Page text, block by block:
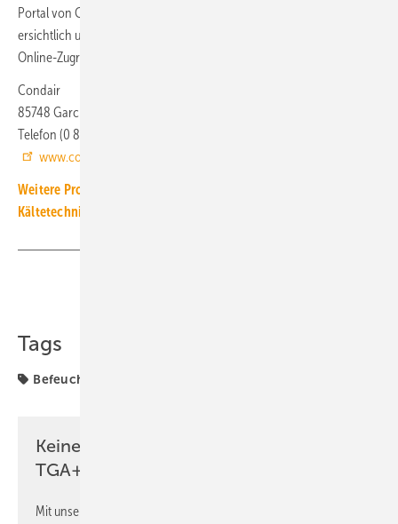
Portal von Condair verbunden. Alle Systemstörungen sind dort
ersichtlich und können, je nach Fehlerbild, gegebenenfalls über den
Online-Zugriff korrigiert werden.
Condair
85748 Garching
Telefon (0 89) 2 07 00 80
www.condair.de
Weitere Produkt-Meldungen zum Thema Luft-, Klima- und
Kältetechnik
Tags
Befeuchter
Keine Zeit? Kein Problem mit dem
TGA+E Newsletter!
Mit unserem Newsletter erhalten Sie regelmäßig von uns